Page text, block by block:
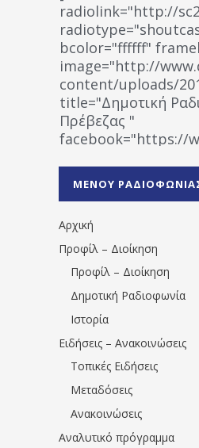
radiolink="http://
bcolor="ffffff"
image="http://
content/uploads/
title="Δημοτική
Πρέβεζας "
facebook="https://
1531194763766854/
ΜΕΝΟΥ
Αρχική
Προφίλ – Διοίκηση
Προφίλ – Διοίκηση
Δημοτική Ραδιοφωνία
Ιστορία
Ειδήσεις – Ανακοινώσεις
Τοπικές Ειδήσεις
Μεταδόσεις
Ανακοινώσεις
Αναλυτικό πρόγραμμα